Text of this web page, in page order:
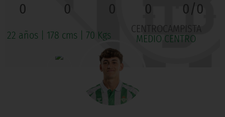
0 0 0 0 0/0
22 años 178 cms 70 Kgs
CENTROCAMPISTA
MEDIO CENTRO